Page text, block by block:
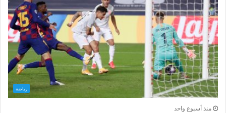
رياضة
منذ أسبوع واحد